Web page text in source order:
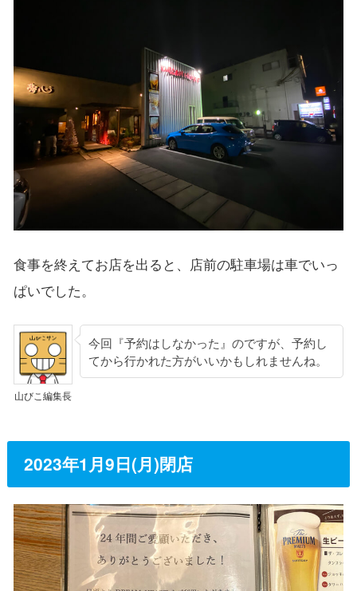
食事を終えてお店を出ると、店前の駐車場は車でいっ
ぱいでした。
山びこ編集長
今回『予約はしなかった』のですが、予約し
てから行かれた方がいいかもしれませんね。
2023年1月9日(月)閉店